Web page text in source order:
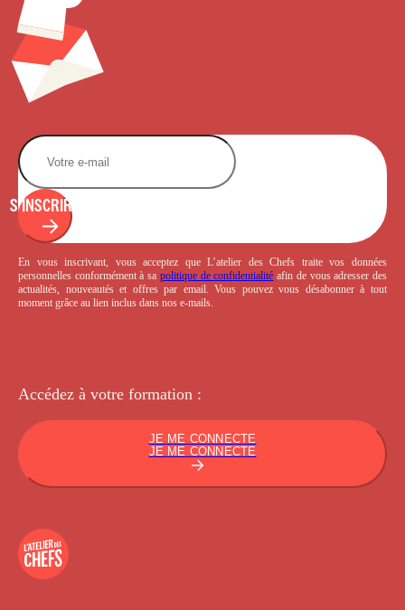
S'INSCRIRE
En vous inscrivant, vous acceptez que L’atelier des Chefs traite vos données
personnelles conformément à sa politique de confidentialité afin de vous adresser des
actualités, nouveautés et offres par email. Vous pouvez vous désabonner à tout
moment grâce au lien inclus dans nos e-mails.
Accédez à votre formation :
JE ME CONNECTE
JE ME CONNECTE